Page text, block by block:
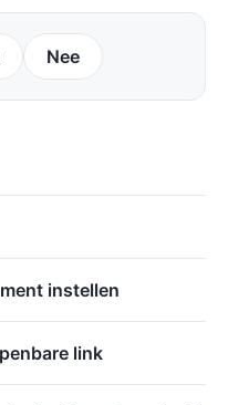
Nee
instellen
link